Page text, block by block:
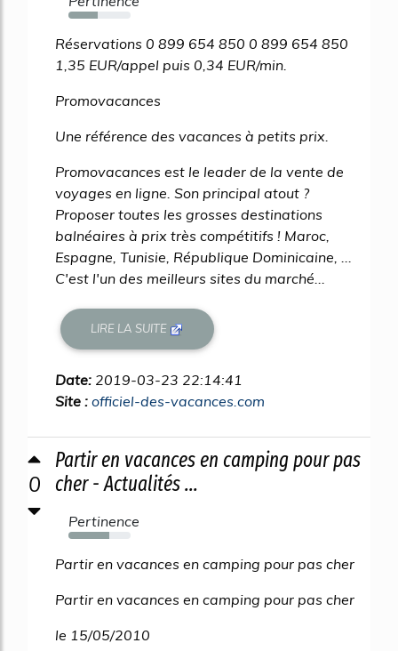
47%
Réservations 0 899 654 850 0 899 654 850
1,35 EUR/appel puis 0,34 EUR/min.
Promovacances
Une référence des vacances à petits prix.
Promovacances est le leader de la vente de
voyages en ligne. Son principal atout ?
Proposer toutes les grosses destinations
balnéaires à prix très compétitifs ! Maroc,
Espagne, Tunisie, République Dominicaine, ...
C'est l'un des meilleurs sites du marché...
LIRE LA SUITE
Date: 2019-03-23 22:14:41
Site : officiel-des-vacances.com
0
Partir en vacances en camping pour pas
cher - Actualités ...
Pertinence
65%
Partir en vacances en camping pour pas cher
Partir en vacances en camping pour pas cher
le 15/05/2010